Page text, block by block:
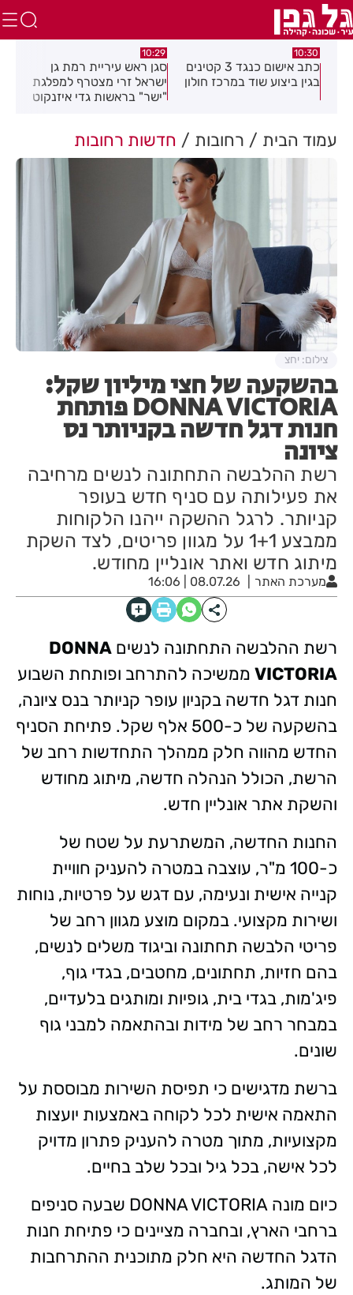
10:30
כתב אישום כנגד 3 קטינים
בגין ביצוע שוד במרכז חולון
10:29
סגן ראש עיריית רמת גן
ישראל זרי מצטרף למפלגת
"ישר" בראשות גדי איזנקוט
עמוד הבית רחובות חדשות רחובות
בהשקעה של חצי מיליון שקל:
DONNA VICTORIA פותחת
חנות דגל חדשה בקניותר נס
ציונה
רשת ההלבשה התחתונה לנשים מרחיבה
את פעילותה עם סניף חדש בעופר
קניותר. לרגל ההשקה ייהנו הלקוחות
ממבצע 1+1 על מגוון פריטים, לצד השקת
מיתוג חדש ואתר אונליין מחודש.
מערכת האתר 08.07.26 | 16:06
צילום: יחצ
רשת ההלבשה התחתונה לנשים DONNA
VICTORIA ממשיכה להתרחב ופותחת השבוע
חנות דגל חדשה בקניון עופר קניותר בנס ציונה,
בהשקעה של כ-500 אלף שקל. פתיחת הסניף
החדש מהווה חלק ממהלך התחדשות רחב של
הרשת, הכולל הנהלה חדשה, מיתוג מחודש
והשקת אתר אונליין חדש.
החנות החדשה, המשתרעת על שטח של
כ-100 מ"ר, עוצבה במטרה להעניק חוויית
קנייה אישית ונעימה, עם דגש על פרטיות, נוחות
ושירות מקצועי. במקום מוצע מגוון רחב של
פריטי הלבשה תחתונה וביגוד משלים לנשים,
בהם חזיות, תחתונים, מחטבים, בגדי גוף,
פיג'מות, בגדי בית, גופיות ומותגים בלעדיים,
במבחר רחב של מידות ובהתאמה למבני גוף
שונים.
ברשת מדגישים כי תפיסת השירות מבוססת על
התאמה אישית לכל לקוחה באמצעות יועצות
מקצועיות, מתוך מטרה להעניק פתרון מדויק
לכל אישה, בכל גיל ובכל שלב בחיים.
כיום מונה DONNA VICTORIA שבעה סניפים
ברחבי הארץ, ובחברה מציינים כי פתיחת חנות
הדגל החדשה היא חלק מתוכנית ההתרחבות
של המותג.